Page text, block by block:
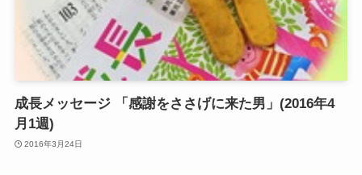
成長メッセージ 「感謝をささげに来た男」(2016年4
月1週)
2016年3月24日